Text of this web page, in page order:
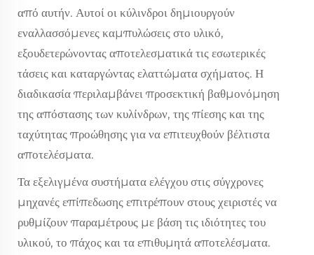
από αυτήν. Αυτοί οι κύλινδροι δημιουργούν
εναλλασσόμενες καμπυλώσεις στο υλικό,
εξουδετερώνοντας αποτελεσματικά τις εσωτερικές
τάσεις και καταργώντας ελαττώματα σχήματος. Η
διαδικασία περιλαμβάνει προσεκτική βαθμονόμηση
της απόστασης των κυλίνδρων, της πίεσης και της
ταχύτητας προώθησης για να επιτευχθούν βέλτιστα
αποτελέσματα.
Τα εξελιγμένα συστήματα ελέγχου στις σύγχρονες
μηχανές επίπεδωσης επιτρέπουν στους χειριστές να
ρυθμίζουν παραμέτρους με βάση τις ιδιότητες του
υλικού, το πάχος και τα επιθυμητά αποτελέσματα.